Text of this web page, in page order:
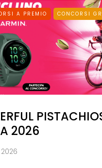
A PREMIO CONCORSI
2026